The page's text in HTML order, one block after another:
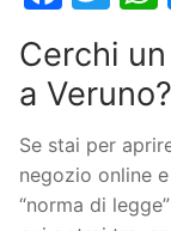
Cerchi
a Veruno?
Se stai per
negozio online
“norma di